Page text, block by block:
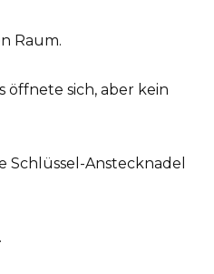
Raum.
öffnete sich, aber kein
Anstecknadel